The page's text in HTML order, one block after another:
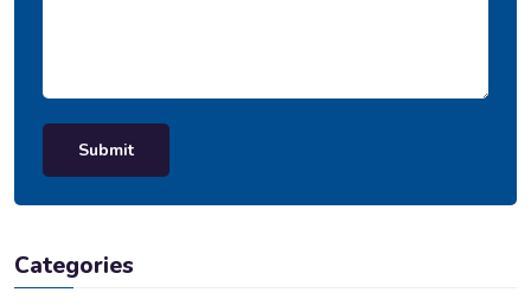
Submit
Categories